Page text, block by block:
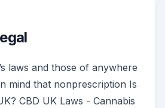
laws and those of anywhere
mind that nonprescription Is
CBD UK Laws - Cannabis